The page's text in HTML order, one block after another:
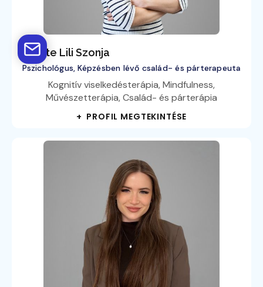
Fekete Lili Szonja
Pszichológus, Képzésben lévő család- és párterapeuta
Kognitív viselkedésterápia, Mindfulness,
Művészetterápia, Család- és párterápia
+ PROFIL MEGTEKINTÉSE